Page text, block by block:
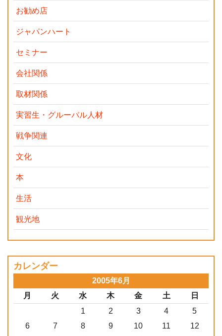
お勧め店
ジャパンハート
セミナー
会社関係
取材関係
実習生・グルーバル人材
戦争関連
文化
本
生活
観光地
カレンダー
2005年6月
月
火 水 木 金 土 日
1 2 3 4
5
6
7 8 9 10 11
12